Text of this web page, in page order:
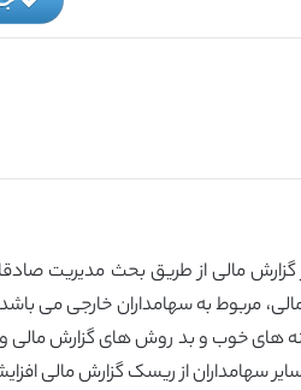
مالی از طریق بحث مدیریت
به سهامداران خارجی می
های خوب و بد روش های گزارش
سهامداران از ریسک گزارش مالی